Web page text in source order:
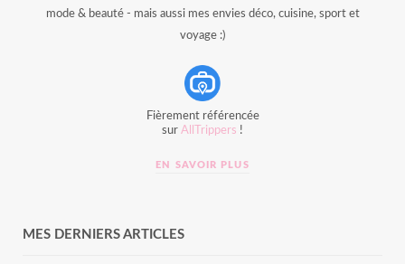
mode & beauté - mais aussi mes envies déco, cuisine, sport et
voyage :)
Fièrement référencée
sur AllTrippers !
EN SAVOIR PLUS
MES DERNIERS ARTICLES